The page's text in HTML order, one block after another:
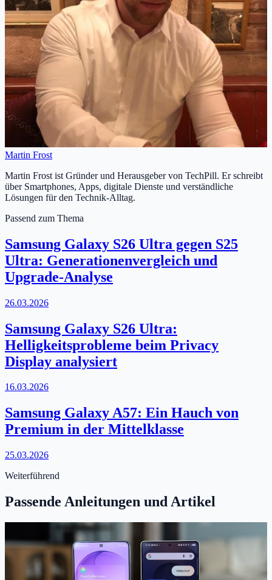
Martin Frost
Martin Frost ist Gründer und Herausgeber von TechPill. Er schreibt
über Smartphones, Apps, digitale Dienste und verständliche
Lösungen für den Technik-Alltag.
Passend zum Thema
Samsung Galaxy S26 Ultra gegen S25
Ultra: Generationenvergleich und
Upgrade-Analyse
26.03.2026
Samsung Galaxy S26 Ultra:
Helligkeitsprobleme beim Privacy
Display analysiert
16.03.2026
Samsung Galaxy A57: Ein Hauch von
Premium in der Mittelklasse
25.03.2026
Weiterführend
Passende Anleitungen und Artikel